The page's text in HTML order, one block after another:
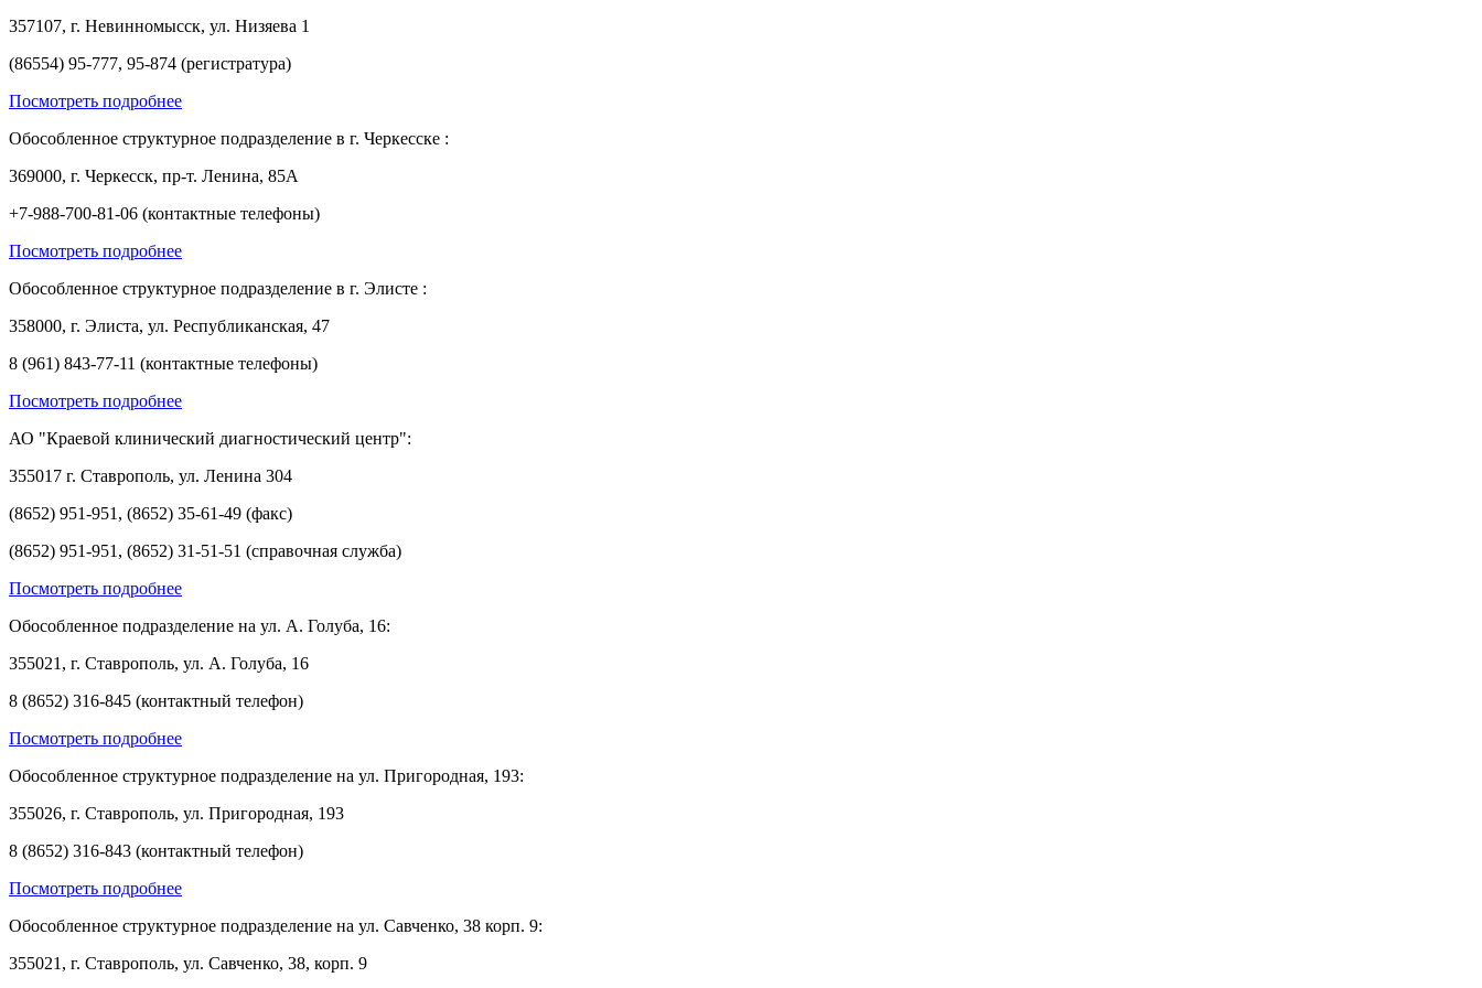
357107, г. Невинномысск, ул. Низяева 1
(86554) 95-777, 95-874 (регистратура)
Посмотреть подробнее
Обособленное структурное подразделение в г. Черкесске :
369000, г. Черкесск, пр-т. Ленина, 85А
+7-988-700-81-06 (контактные телефоны)
Посмотреть подробнее
Обособленное структурное подразделение в г. Элисте :
358000, г. Элиста, ул. Республиканская, 47
8 (961) 843-77-11 (контактные телефоны)
Посмотреть подробнее
АО "Краевой клинический диагностический центр":
355017 г. Ставрополь, ул. Ленина 304
(8652) 951-951, (8652) 35-61-49 (факс)
(8652) 951-951, (8652) 31-51-51 (справочная служба)
Посмотреть подробнее
Обособленное подразделение на ул. А. Голуба, 16:
355021, г. Ставрополь, ул. А. Голуба, 16
8 (8652) 316-845 (контактный телефон)
Посмотреть подробнее
Обособленное структурное подразделение на ул. Пригородная, 193:
355026, г. Ставрополь, ул. Пригородная, 193
8 (8652) 316-843 (контактный телефон)
Посмотреть подробнее
Обособленное структурное подразделение на ул. Савченко, 38 корп. 9:
355021, г. Ставрополь, ул. Савченко, 38, корп. 9